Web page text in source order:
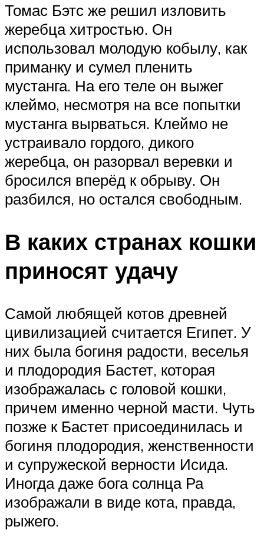
Томас Бэтс же решил изловить
жеребца хитростью. Он
использовал молодую кобылу, как
приманку и сумел пленить
мустанга. На его теле он выжег
клеймо, несмотря на все попытки
мустанга вырваться. Клеймо не
устраивало гордого, дикого
жеребца, он разорвал веревки и
бросился вперёд к обрыву. Он
разбился, но остался свободным.
В каких странах кошки
приносят удачу
Самой любящей котов древней
цивилизацией считается Египет. У
них была богиня радости, веселья
и плодородия Бастет, которая
изображалась с головой кошки,
причем именно черной масти. Чуть
позже к Бастет присоединилась и
богиня плодородия, женственности
и супружеской верности Исида.
Иногда даже бога солнца Ра
изображали в виде кота, правда,
рыжего.